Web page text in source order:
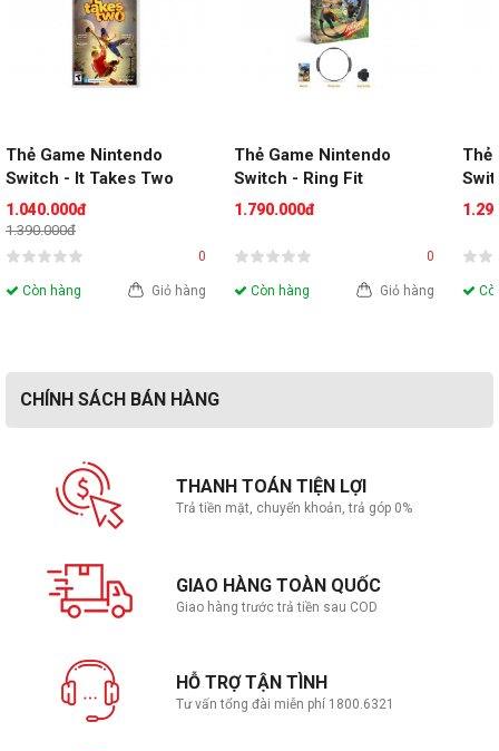
Thẻ Game Nintendo
Switch - It Takes Two
1.040.000đ
1.390.000đ
0
Còn hàng Giỏ hàng
Thẻ Game Nintendo
Switch - Ring Fit
Adventure
1.790.000đ
0
Còn hàng Giỏ hàng
Thẻ
CHÍNH SÁCH BÁN HÀNG
THANH TOÁN TIỆN LỢI
Trả tiền mặt, chuyển khoản, trả góp 0%
GIAO HÀNG TOÀN QUỐC
Giao hàng trước trả tiền sau COD
HỖ TRỢ TẬN TÌNH
Tư vấn tổng đài miễn phí 1800.6321